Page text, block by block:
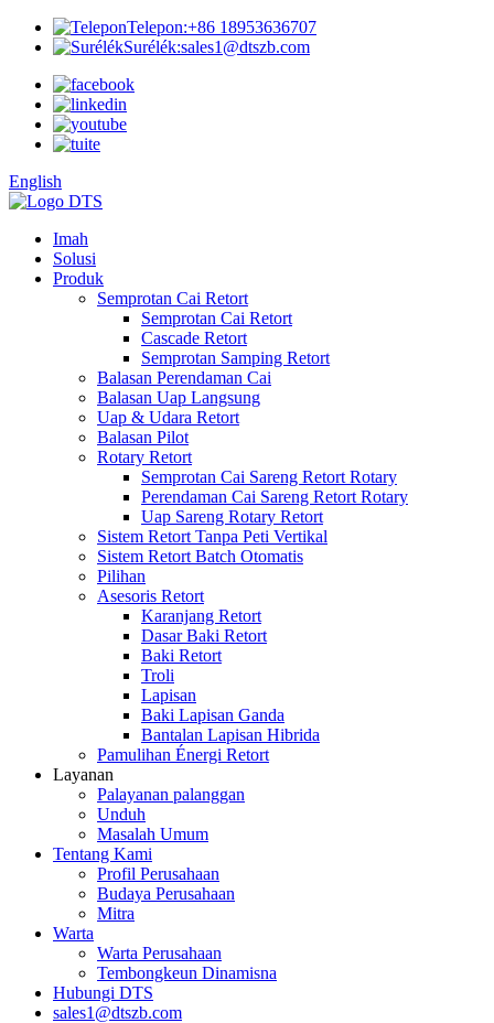
Telepon:+86 18953636707
Surélék:sales1@dtszb.com
English
Imah
Solusi
Produk
Semprotan Cai Retort
Semprotan Cai Retort
Cascade Retort
Semprotan Samping Retort
Balasan Perendaman Cai
Balasan Uap Langsung
Uap & Udara Retort
Balasan Pilot
Rotary Retort
Semprotan Cai Sareng Retort Rotary
Perendaman Cai Sareng Retort Rotary
Uap Sareng Rotary Retort
Sistem Retort Tanpa Peti Vertikal
Sistem Retort Batch Otomatis
Pilihan
Asesoris Retort
Karanjang Retort
Dasar Baki Retort
Baki Retort
Troli
Lapisan
Baki Lapisan Ganda
Bantalan Lapisan Hibrida
Pamulihan Énergi Retort
Layanan
Palayanan palanggan
Unduh
Masalah Umum
Tentang Kami
Profil Perusahaan
Budaya Perusahaan
Mitra
Warta
Warta Perusahaan
Tembongkeun Dinamisna
Hubungi DTS
sales1@dtszb.com